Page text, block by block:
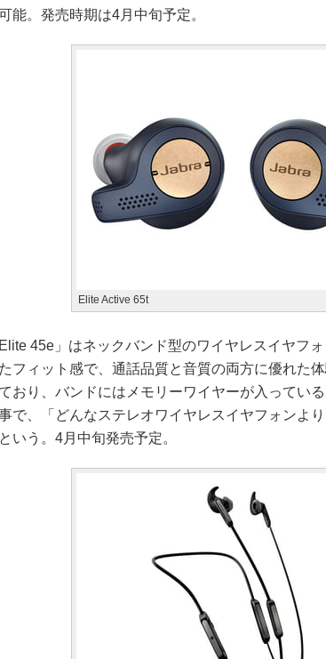
能。発売時期は4月中旬予定。
Elite Active 65t
45e」はネックバンド型のワイヤレスイヤフ
フィット感で、通話品質と音質の両方に優れた
おり、バンドにはメモリーワイヤーが入ってい
で、「どんなステレオワイヤレスイヤフォンよ
いう。4月中旬発売予定。